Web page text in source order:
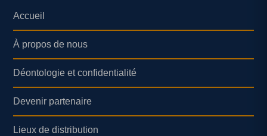
Accueil
À propos de nous
Déontologie et confidentialité
Devenir partenaire
Lieux de distribution